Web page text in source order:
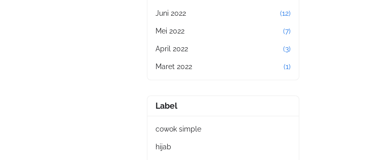
Juni 2022 (12)
Mei 2022 (7)
April 2022 (3)
Maret 2022 (1)
Label
cowok simple
hijab